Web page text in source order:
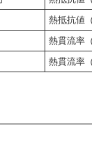
熱抵抗値（
熱貫流率（
熱貫流率（